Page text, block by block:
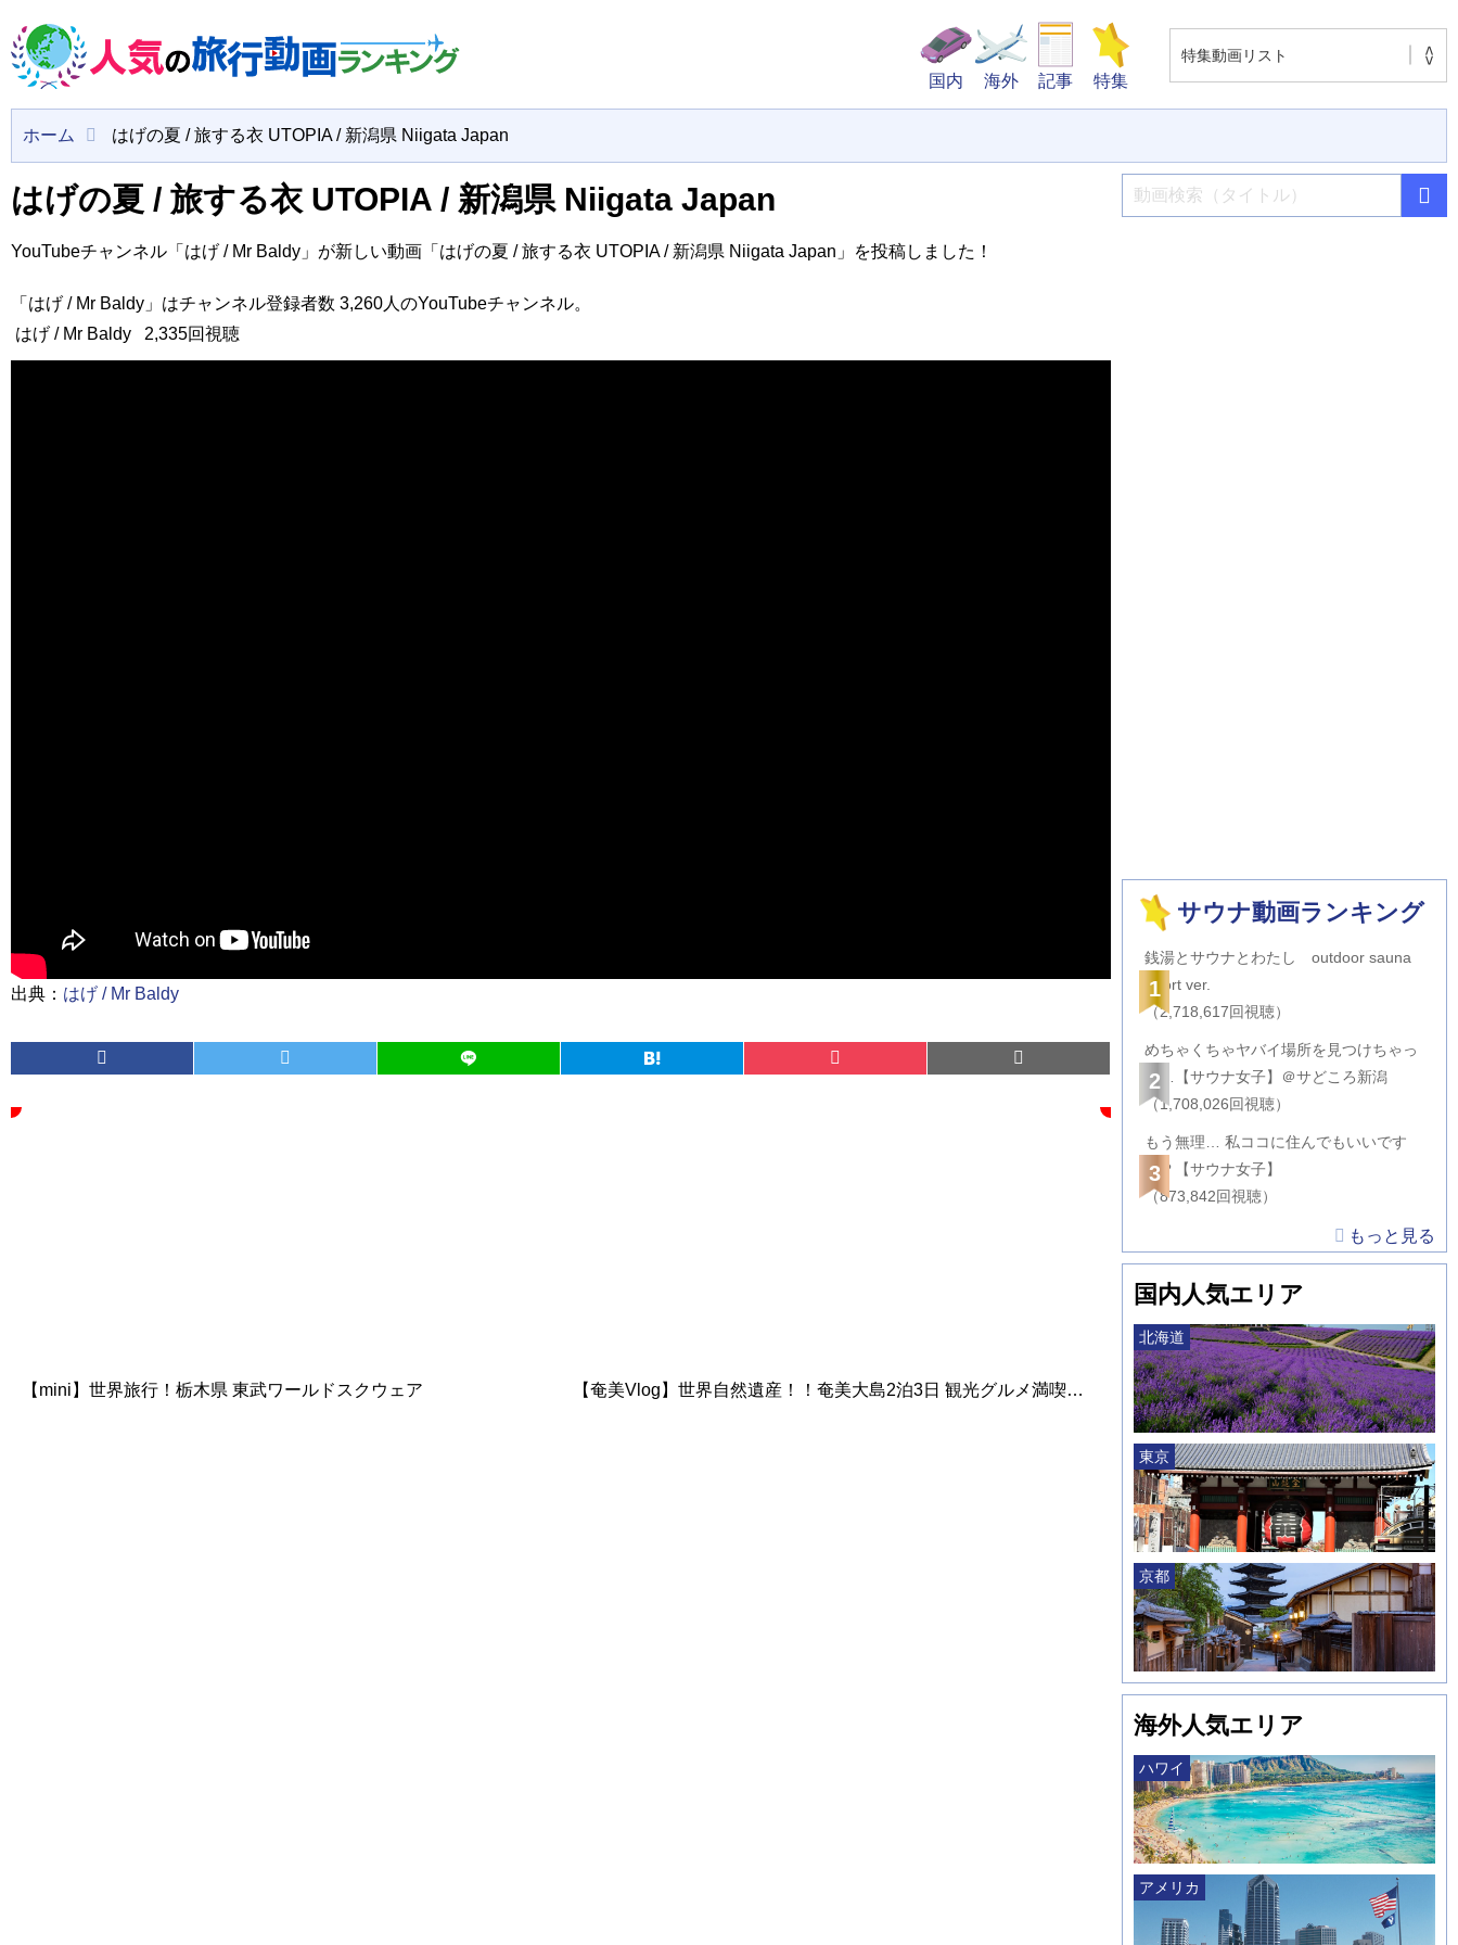
国内 海外 記事 特集
ホーム はげの夏 / 旅する衣 UTOPIA / 新潟県 Niigata Japan
はげの夏 / 旅する衣 UTOPIA / 新潟県 Niigata Japan
YouTubeチャンネル「はげ / Mr Baldy」が新しい動画「はげの夏 / 旅する衣 UTOPIA / 新潟県 Niigata Japan」を投稿しました！
「はげ / Mr Baldy」はチャンネル登録者数 3,260人のYouTubeチャンネル。
はげ / Mr Baldy
2,335回視聴
出典： はげ / Mr Baldy
【奄美Vlog】世界自然遺産！！奄美大島2泊3日 観光グルメ満喫旅 1日目♪Amami Island japan【ぽてたび】
【mini】世界旅行！栃木県 東武ワールドスクウェア
サウナ動画ランキング
1
銭湯とサウナとわたし outdoor sauna
Short ver.
（2,718,617回視聴）
2
めちゃくちゃヤバイ場所を見つけちゃっ
た…【サウナ女子】＠サどころ新潟
（1,708,026回視聴）
3
もう無理… 私ココに住んでもいいです
か？【サウナ女子】
（873,842回視聴）
もっと見る
国内人気エリア
北海道
東京
京都
海外人気エリア
ハワイ
アメリカ